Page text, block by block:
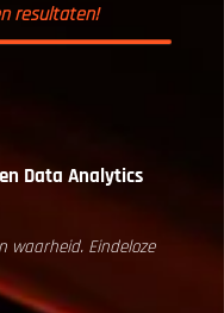
resultaten!
Data Analytics
waarheid. Eindeloze